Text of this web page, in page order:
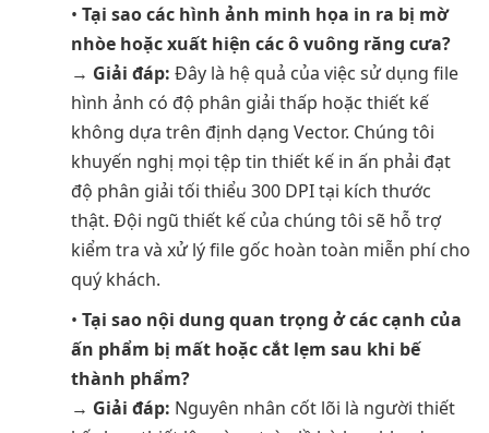
• Tại sao các hình ảnh minh họa in ra bị mờ
nhòe hoặc xuất hiện các ô vuông răng cưa?
→ Giải đáp: Đây là hệ quả của việc sử dụng file
hình ảnh có độ phân giải thấp hoặc thiết kế
không dựa trên định dạng Vector. Chúng tôi
khuyến nghị mọi tệp tin thiết kế in ấn phải đạt
độ phân giải tối thiểu 300 DPI tại kích thước
thật. Đội ngũ thiết kế của chúng tôi sẽ hỗ trợ
kiểm tra và xử lý file gốc hoàn toàn miễn phí cho
quý khách.
• Tại sao nội dung quan trọng ở các cạnh của
ấn phẩm bị mất hoặc cắt lẹm sau khi bế
thành phẩm?
→ Giải đáp: Nguyên nhân cốt lõi là người thiết